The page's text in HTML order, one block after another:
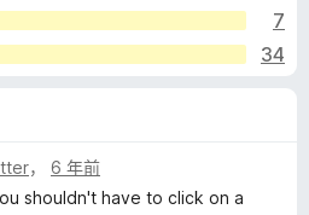
7
34
， 6 年前
shouldn't have to click on a